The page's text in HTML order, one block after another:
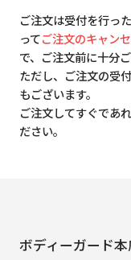
ご注文は受付を行っ
ってご注文のキャン
で、ご注文前に十分
ただし、ご注文の受
もございます。
ご注文してすぐであ
ださい。
ボディーガード